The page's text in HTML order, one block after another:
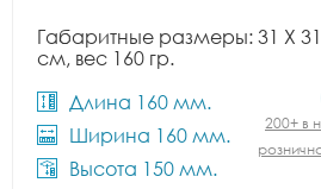
Габаритные размеры: 31 X
см, вес 160 гр.
Длина 160 мм.
Ширина 160 мм.
Высота 150 мм.
200+ в